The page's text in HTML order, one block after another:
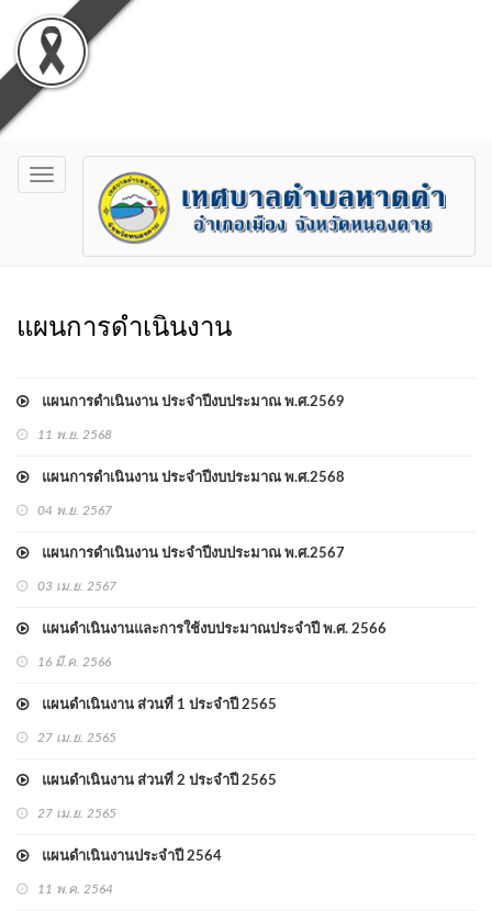
Toggle
navigation
แผนการดำเนินงาน
แผนการดำเนินงาน ประจำปีงบประมาณ พ.ศ.2569
11 พ.ย. 2568
แผนการดำเนินงาน ประจำปีงบประมาณ พ.ศ.2568
04 พ.ย. 2567
แผนการดำเนินงาน ประจำปีงบประมาณ พ.ศ.2567
03 เม.ย. 2567
แผนดำเนินงานและการใช้งบประมาณประจำปี พ.ศ. 2566
16 มี.ค. 2566
แผนดำเนินงาน ส่วนที่ 1 ประจำปี 2565
27 เม.ย. 2565
แผนดำเนินงาน ส่วนที่ 2 ประจำปี 2565
27 เม.ย. 2565
แผนดำเนินงานประจำปี 2564
11 พ.ค. 2564